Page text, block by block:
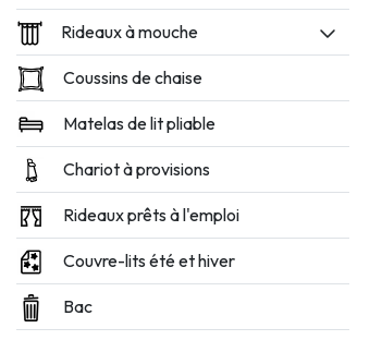
Rideaux à mouche
Coussins de chaise
Matelas de lit pliable
Chariot à provisions
Rideaux prêts à l'emploi
Couvre-lits été et hiver
Bac